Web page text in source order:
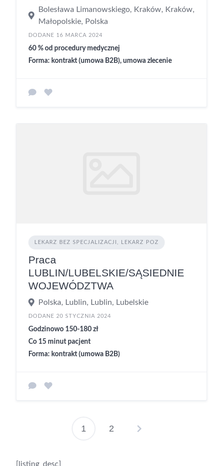
Bolesława Limanowskiego, Kraków, Kraków,
Małopolskie, Polska
DODANE 16 MARCA 2024
60 % od procedury medycznej
Forma: kontrakt (umowa B2B), umowa zlecenie
LEKARZ BEZ SPECJALIZACJI, LEKARZ POZ
Praca
LUBLIN/LUBELSKIE/SĄSIEDNIE
WOJEWÓDZTWA
Polska, Lublin, Lublin, Lubelskie
DODANE 20 STYCZNIA 2024
Godzinowo 150-180 zł
Co 15 minut pacjent
Forma: kontrakt (umowa B2B)
1 2
[listing_desc]